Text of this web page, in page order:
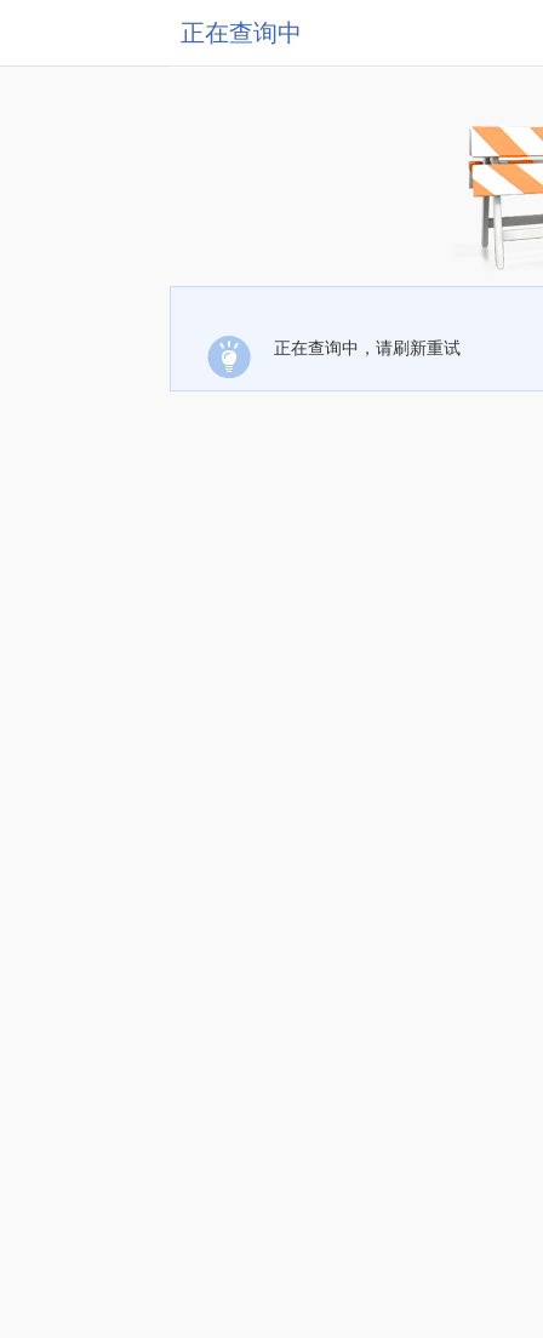
正在查询中
正在查询中，请刷新重试